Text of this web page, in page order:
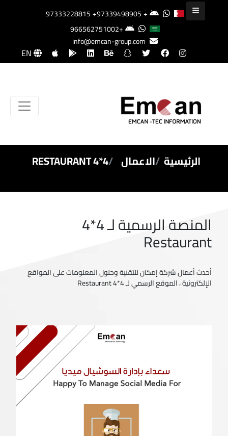
+97333228815
+97339498905
+966562751002
info@emcan-group.com
EN
الرئيسية الاعمال 4*4 RESTAURANT
المنصة الرسمية لـ 4*4
Restaurant
أحدث أعمال شركة إمكان للتقنية وحلول المعلومات على المواقع
الإلكترونية ، الموقع الرسمي لـ 4*4 Restaurant